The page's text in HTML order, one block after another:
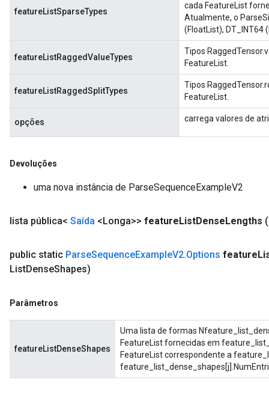
featureListSparseTypes
cada FeatureList
Atualmente, o
(FloatList), DT_INT64
featureListRaggedValueTypes
Tipos
FeatureList.
featureListRaggedSplitTypes
Tipos
FeatureList.
opções carrega valores de
Devoluções
uma nova instância de ParseSequenceExampleV2
lista pública< Saída <Longa>> featureListDenseLengths
public static ParseSequenceExampleV2.Options feature
ListDenseShapes)
Parâmetros
featureListDenseShapes
Uma lista de formas
FeatureList fornecidas em
FeatureList correspondente a